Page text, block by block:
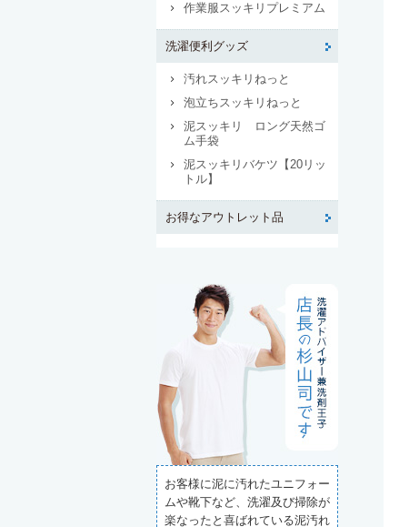
作業服スッキリプレミアム
洗濯便利グッズ
汚れスッキリねっと
泡立ちスッキリねっと
泥スッキリ ロング天然ゴ
ム手袋
泥スッキリバケツ【20リッ
トル】
お得なアウトレット品
お客様に泥に汚れたユニフォー
ムや靴下など、洗濯及び掃除が
楽なったと喜ばれている泥汚れ